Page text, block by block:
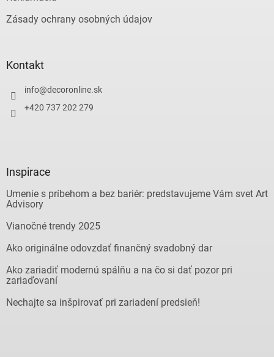
Zásady ochrany osobných údajov
Kontakt
info@decoronline.sk
+420 737 202 279
Inspirace
Umenie s príbehom a bez bariér: predstavujeme Vám svet Art
Advisory
Vianočné trendy 2025
Ako originálne odovzdať finančný svadobný dar
Ako zariadiť modernú spálňu a na čo si dať pozor pri
zariaďovaní
Nechajte sa inšpirovať pri zariadení predsieň!